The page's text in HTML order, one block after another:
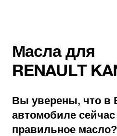
Масла для
RENAULT
Вы уверены, что в
автомобиле сейчас
правильное масло?